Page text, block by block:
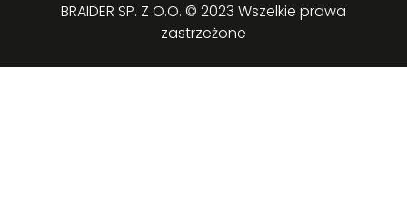
BRAIDER SP. Z O.O. © 2023 Wszelkie prawa
zastrzeżone